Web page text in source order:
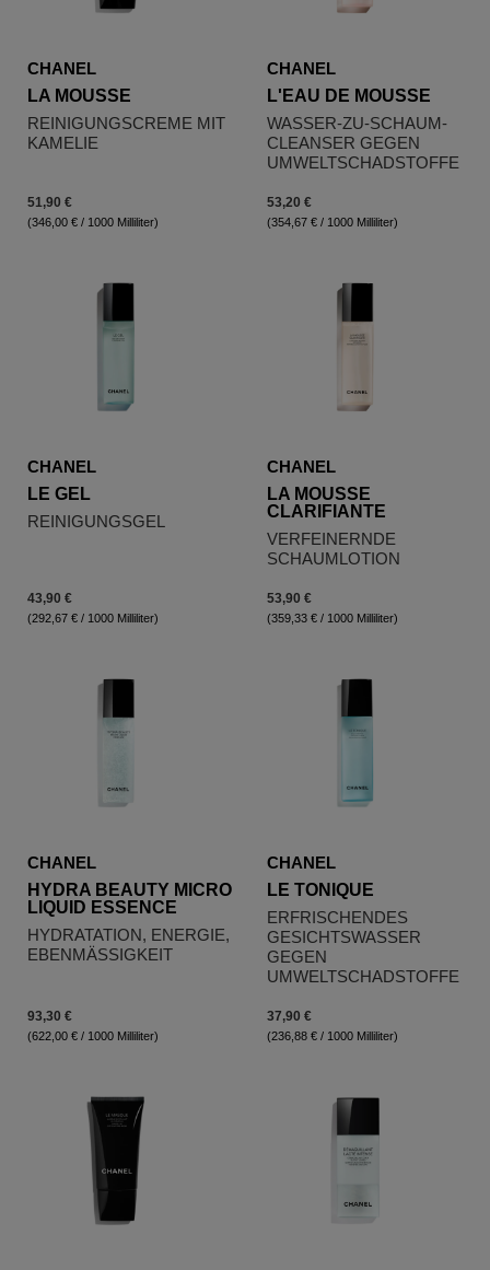
CHANEL
LA MOUSSE
REINIGUNGSCREME MIT
KAMELIE
51,90 €
(346,00 € / 1000 Milliliter)
CHANEL
L'EAU DE MOUSSE
WASSER-ZU-SCHAUM-
CLEANSER GEGEN
UMWELTSCHADSTOFFE
53,20 €
(354,67 € / 1000 Milliliter)
CHANEL
LE GEL
REINIGUNGSGEL
43,90 €
(292,67 € / 1000 Milliliter)
CHANEL
LA MOUSSE
CLARIFIANTE
VERFEINERNDE
SCHAUMLOTION
53,90 €
(359,33 € / 1000 Milliliter)
CHANEL
HYDRA BEAUTY MICRO
LIQUID ESSENCE
HYDRATATION, ENERGIE,
EBENMÄSSIGKEIT
93,30 €
(622,00 € / 1000 Milliliter)
CHANEL
LE TONIQUE
ERFRISCHENDES
GESICHTSWASSER
GEGEN
UMWELTSCHADSTOFFE
37,90 €
(236,88 € / 1000 Milliliter)